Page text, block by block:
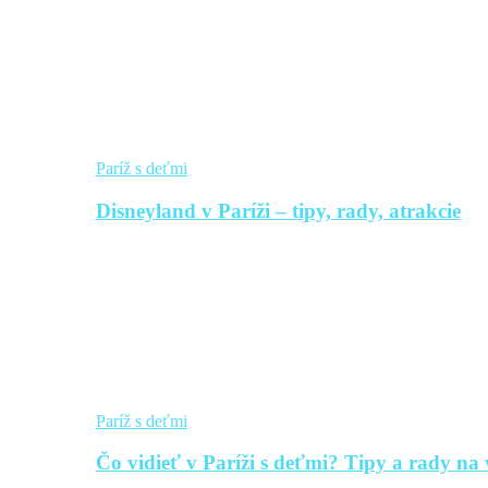
Paríž s deťmi
Disneyland v Paríži – tipy, rady, atrakcie
Paríž s deťmi
Čo vidieť v Paríži s deťmi? Tipy a rady na